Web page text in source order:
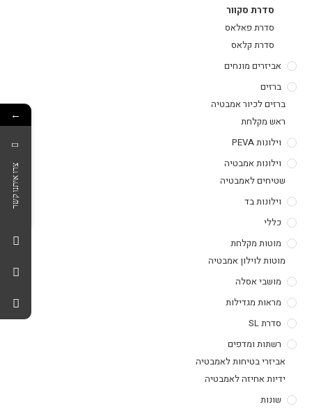
סדרת סקוור
סדרת פאלאס
סדרת קלאס
אביזרים מונחים
ברזים
ברזים לכיור אמבטיה
ראש מקלחת
וילונות PEVA
וילונות אמבטיה
שטיחים לאמבטיה
וילונות בד
כללי
מוטות מקלחת
מוטות לוילון אמבטיה
מושבי אסלה
מראות מגדילות
סדרת SL
רשתות ומדפים
אביזרי בטיחות לאמבטיה
ידיות אחיזה לאמבטיה
שונות
←
צרו איתנו קשר